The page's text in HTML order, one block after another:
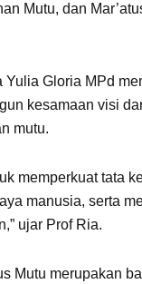
Mutu, dan
Gloria MPd
kesamaan visi
mutu.
memperkuat tata
manusia, serta
ujar Prof Ria.
Mutu merupakan